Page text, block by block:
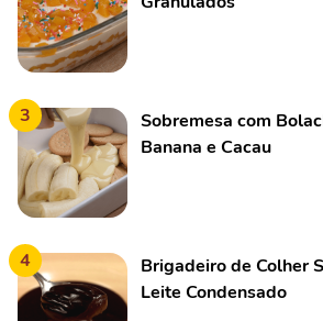
3
Sobremesa com
Banana e Cacau
4
Brigadeiro de Colher
Leite Condensado